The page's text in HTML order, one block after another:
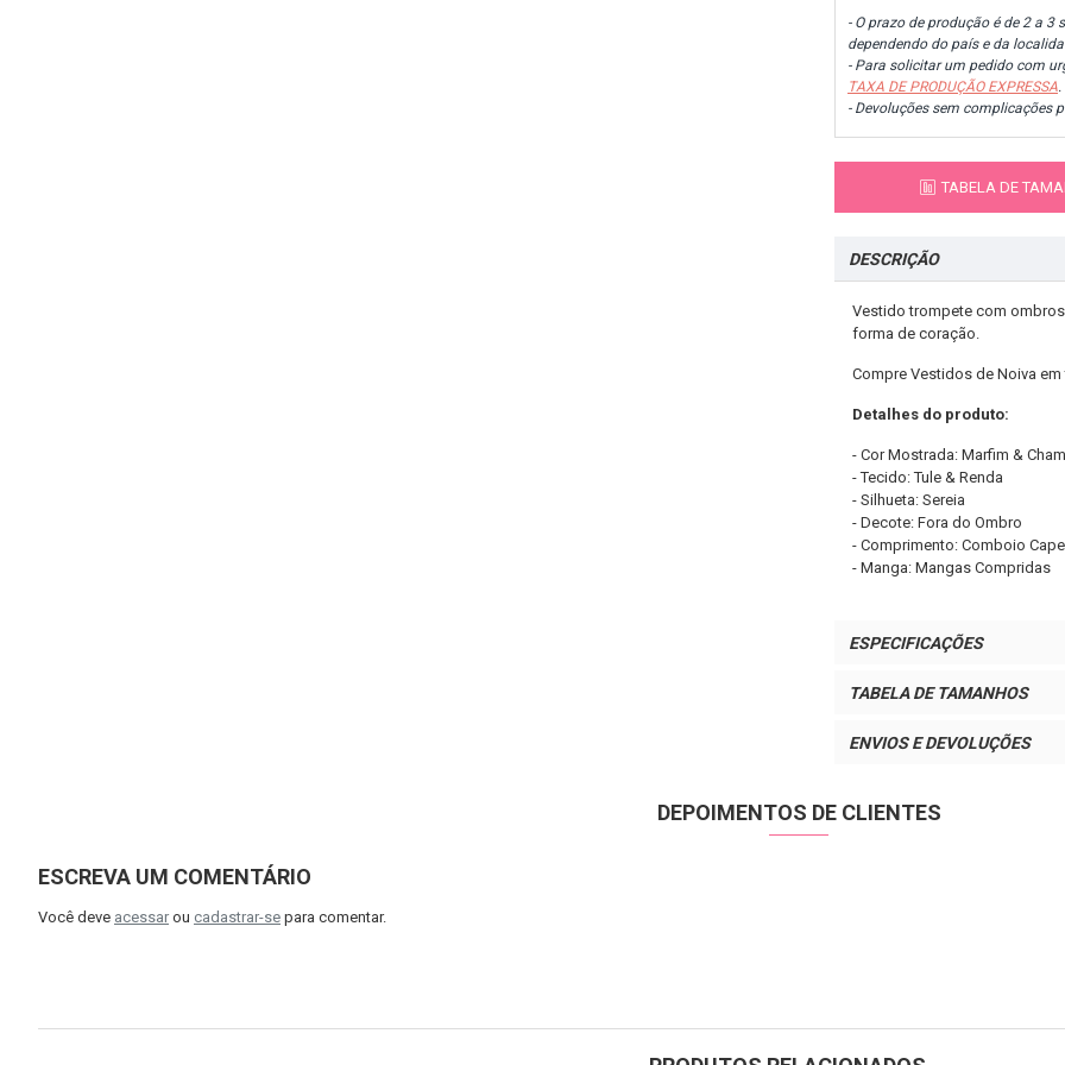
- O prazo de produção é de 2 a
dependendo do país e da
- Para solicitar um pedido com
TAXA DE PRODUÇÃO EXPRESSA
- Devoluções sem complicações
TABELA DE
DESCRIÇÃO
Vestido trompete com
forma de coração.
Compre Vestidos de Noiva
Detalhes do produto:
- Cor Mostrada: Marfim &
- Tecido: Tule & Renda
- Silhueta: Sereia
- Decote: Fora do Ombro
- Comprimento: Comboio
- Manga: Mangas Compridas
ESPECIFICAÇÕES
TABELA DE TAMANHOS
ENVIOS E DEVOLUÇÕES
DEPOIMENTOS DE CLIENTES
ESCREVA UM COMENTÁRIO
Você deve acessar ou cadastrar-se para comentar.